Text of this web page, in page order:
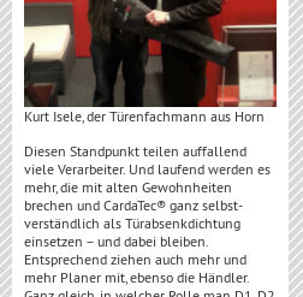
Kurt Isele, der Türenfachmann aus Horn
Diesen Standpunkt teilen auffallend
viele Verarbeiter. Und laufend werden es
mehr, die mit alten Gewohnheiten
brechen und CardaTec® ganz selbst-
verständlich als Türabsenkdichtung
einsetzen – und dabei bleiben.
Entsprechend ziehen auch mehr und
mehr Planer mit, ebenso die Händler.